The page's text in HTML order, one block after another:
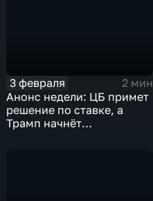
3 февраля
2 мин
Анонс недели: ЦБ примет
решение по ставке, а
Трамп начнёт